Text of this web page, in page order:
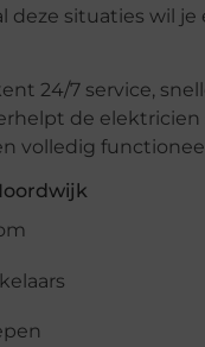
deze situaties wil
24/7 service,
de
volledig